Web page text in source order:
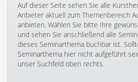
Auf dieser Seite sehen Sie alle
Anbieter aktuell zum Themenbereich
anbieten. Wählen Sie bitte Ihre
und sehen Sie anschließend alle
dieses Seminarthema buchbar ist.
Seminarthema hier nicht aufgeführt
unser Suchfeld oben rechts.